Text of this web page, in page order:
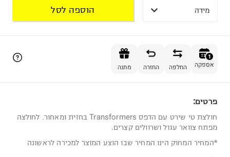
מידה הוספה לסל
1
אספקה החלפה החזרה מתנה
פרטים:
חולצת טי שירט עם הדפס Transformers בחזית ומאחור. לחולצה
מפתח צוואר עגול ושרוולים קצרים.
*המחיר המחוק הינו המחיר שבו הוצע המוצר למכירה לראשונה